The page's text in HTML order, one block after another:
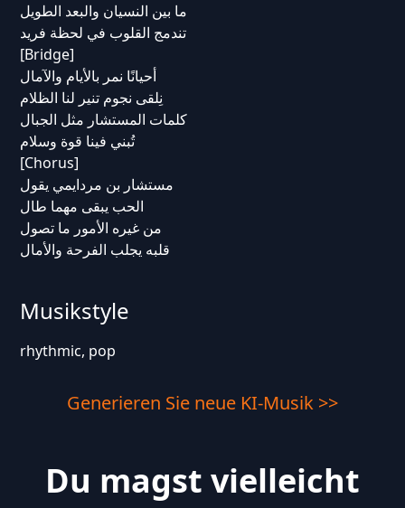
ما بين النسيان والبعد الطويل
تندمج القلوب في لحظة فريد
[Bridge]
أحيانًا نمر بالأيام والآمال
نِلقى نجوم تنير لنا الظلام
كلمات المستشار مثل الجبال
تُبني فينا قوة وسلام
[Chorus]
مستشار بن مردايمي يقول
الحب يبقى مهما طال
من غيره الأمور ما تصول
قلبه يجلب الفرحة والأمال
Musikstyle
rhythmic, pop
Generieren Sie neue KI-Musik >>
Du magst vielleicht